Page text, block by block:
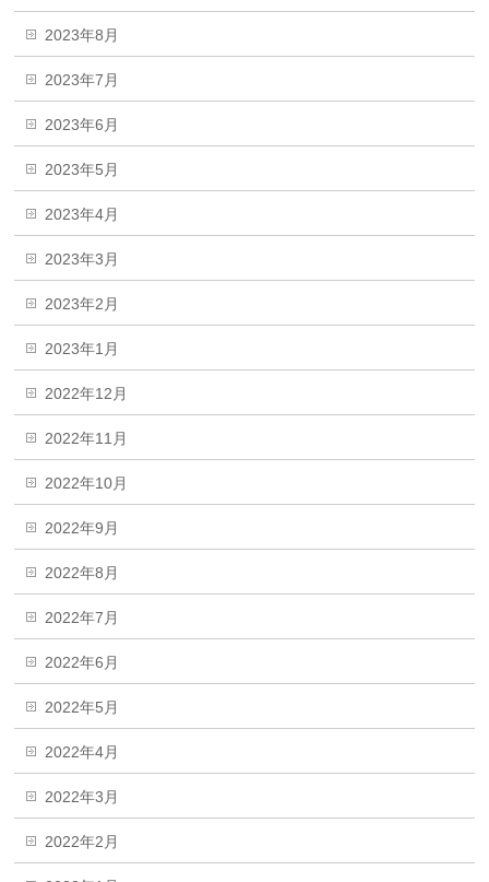
2023年8月
2023年7月
2023年6月
2023年5月
2023年4月
2023年3月
2023年2月
2023年1月
2022年12月
2022年11月
2022年10月
2022年9月
2022年8月
2022年7月
2022年6月
2022年5月
2022年4月
2022年3月
2022年2月